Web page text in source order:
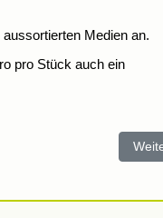
Medien an.
pro Stück auch ein